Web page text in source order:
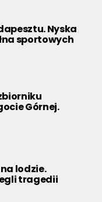
Nyska
sportowych
Górnej.
lodzie.
tragedii